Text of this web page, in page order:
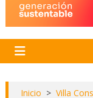
Inicio > Villa